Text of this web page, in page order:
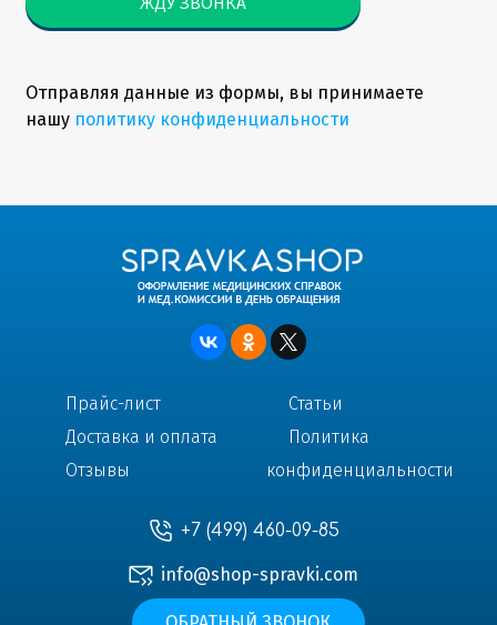
Отправляя данные из формы, вы принимаете
нашу политику конфиденциальности
Прайс-лист
Доставка и оплата
Отзывы
Статьи
Политика
конфиденциальности
+7 (499) 460-09-85
info@shop-spravki.com